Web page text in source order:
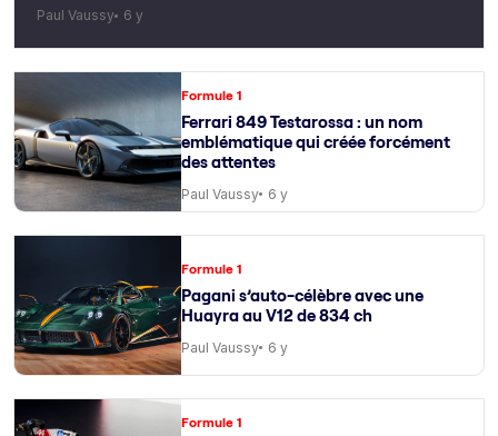
Paul Vaussy 6 y
Formule 1
Ferrari 849 Testarossa : un nom
emblématique qui créée forcément
des attentes
Paul Vaussy 6 y
Formule 1
Pagani s’auto-célèbre avec une
Huayra au V12 de 834 ch
Paul Vaussy 6 y
Formule 1